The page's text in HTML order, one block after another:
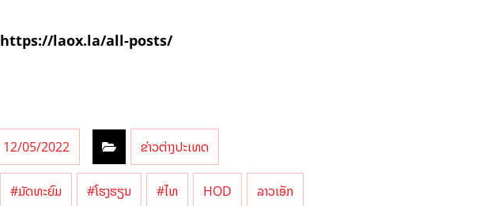
https://laox.la/all-posts/
12/05/2022 ຂ່າວຕ່າງປະເທດ
#ມັດທະຍົມ #ໂຮງຮຽນ #ໄທ HOD ລາວເອັກ